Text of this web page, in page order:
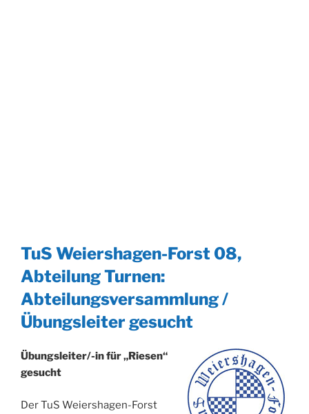
TuS Weiershagen-Forst 08,
Abteilung Turnen:
Abteilungsversammlung /
Übungsleiter gesucht
Übungsleiter/-in für „Riesen“
gesucht
Der TuS Weiershagen-Forst